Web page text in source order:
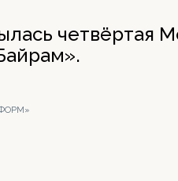
четвёртая